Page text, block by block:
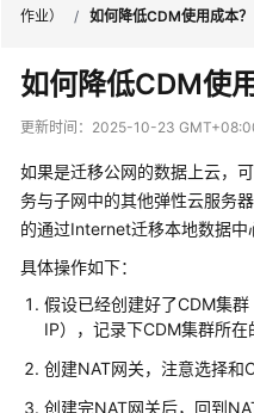
最
新
动
服
务
告
产
品
作业）
/ 如何降低CDM使用成本？
如何降低CDM使
更新时间： 2025-10-23
如果是迁移公网的数据上云，
务与子网中的其他弹性云服务器
的通过Internet迁移本地数据中
具体操作如下：
假设已经创建好了CDM集
IP），记录下CDM集群所在
创建NAT网关，注意选择和
创建完NAT网关后，回到